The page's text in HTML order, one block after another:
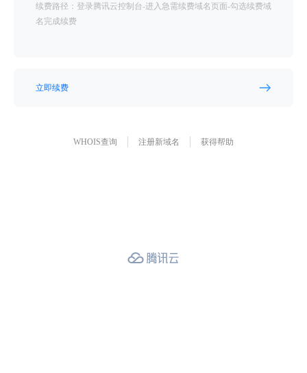
续费路径：登录腾讯云控制台-进入急需续费域名页面-勾选续费域
名完成续费
立即续费
WHOIS查询 注册新域名 获得帮助